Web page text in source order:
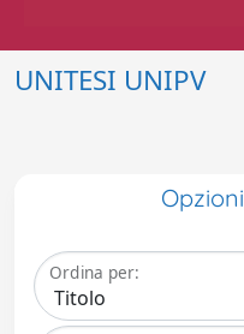
UNITESI UNIPV
Opzioni
Ordina per: